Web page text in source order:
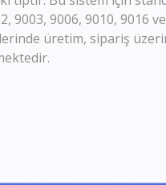
9003, 9006, 9010, 9016
üretim, sipariş